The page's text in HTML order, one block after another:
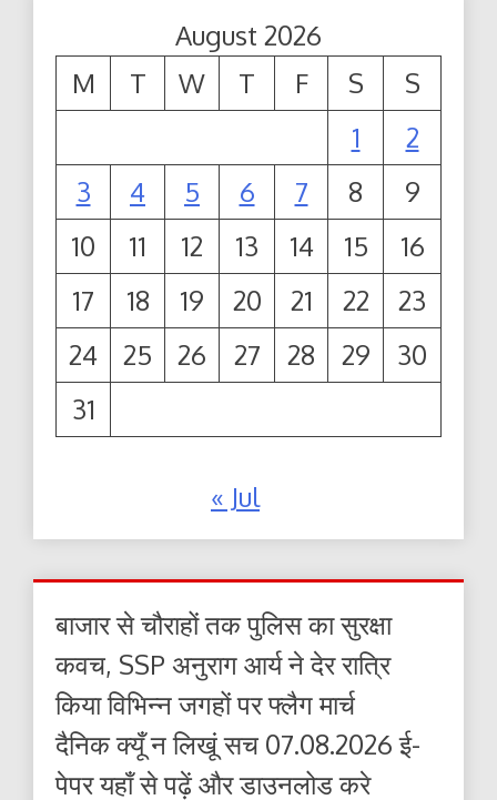
August 2026
M
T W T F S
S
1
2
3
4 5 6 7 8
9
10
11 12 13 14 15
16
17
18 19 20 21 22
23
24
25 26 27 28 29
30
31
« Jul
बाजार से चौराहों तक पुलिस का सुरक्षा
कवच, SSP अनुराग आर्य ने देर रात्रि
किया विभिन्न जगहों पर फ्लैग मार्च
दैनिक क्यूँ न लिखूं सच 07.08.2026 ई-
पेपर यहाँ से पढ़ें और डाउनलोड करे